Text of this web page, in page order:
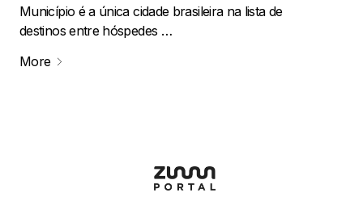
Município é a única cidade brasileira na lista de
destinos entre hóspedes …
More